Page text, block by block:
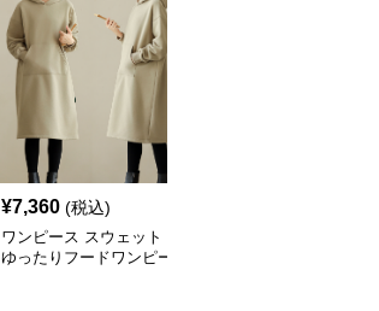
¥7,360 (税込)
ワンピース スウェット
ゆったりフードワンピー